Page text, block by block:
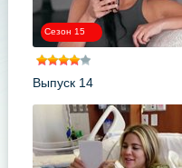
Сезон 15
Выпуск 14